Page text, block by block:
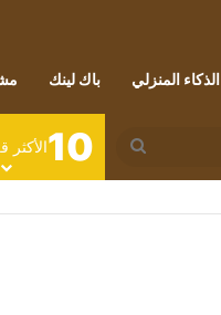
الذكاء المنزلي باك لينك
بحث
عن
10الأكثر